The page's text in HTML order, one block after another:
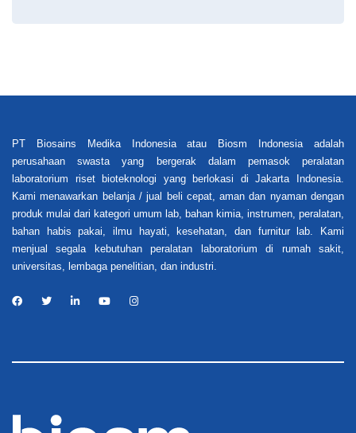
PT Biosains Medika Indonesia atau Biosm Indonesia adalah
perusahaan swasta yang bergerak dalam pemasok peralatan
laboratorium riset bioteknologi yang berlokasi di Jakarta Indonesia.
Kami menawarkan belanja / jual beli cepat, aman dan nyaman dengan
produk mulai dari kategori umum lab, bahan kimia, instrumen, peralatan,
bahan habis pakai, ilmu hayati, kesehatan, dan furnitur lab. Kami
menjual segala kebutuhan peralatan laboratorium di rumah sakit,
universitas, lembaga penelitian, dan industri.